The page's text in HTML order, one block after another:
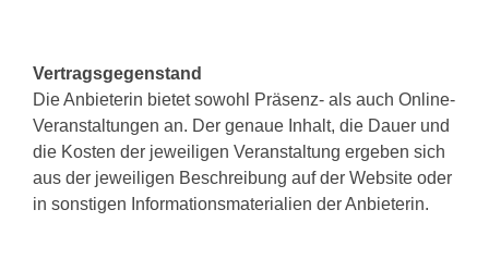
Vertragsgegenstand
Die Anbieterin bietet sowohl Präsenz- als auch Online-
Veranstaltungen an. Der genaue Inhalt, die Dauer und
die Kosten der jeweiligen Veranstaltung ergeben sich
aus der jeweiligen Beschreibung auf der Website oder
in sonstigen Informationsmaterialien der Anbieterin.